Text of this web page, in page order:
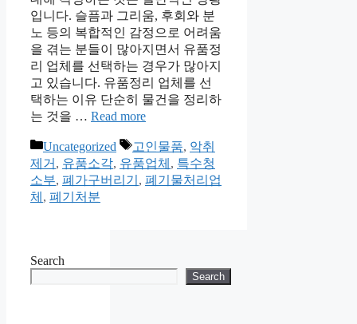
입니다. 슬픔과 그리움, 후회와 분
노 등의 복합적인 감정으로 어려움
을 겪는 분들이 많아지면서 유품정
리 업체를 선택하는 경우가 많아지
고 있습니다. 유품정리 업체를 선
택하는 이유 단순히 물건을 정리하
는 것을 … Read more
Categories
Uncategorized Tags
고인물품, 악취
제거 , 유품소각, 유품업체 , 특수청
소부, 폐가구버리기 , 폐기물처리업
체 , 폐기처분
Search
Search